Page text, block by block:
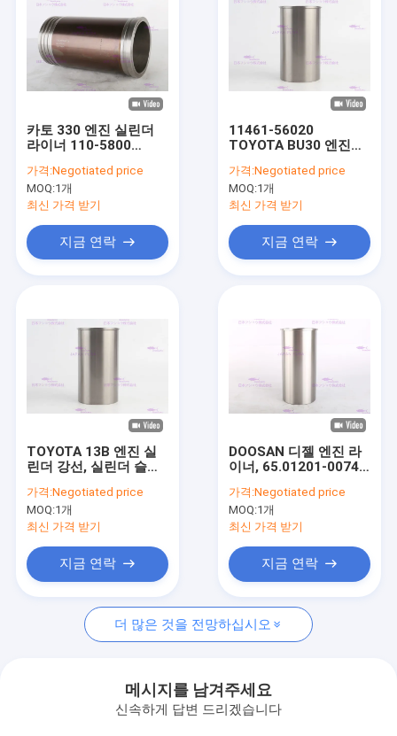
제품 소개
회사 소개
연락처
견적 요청
엔진 실린더 라이너
카토 330 엔진 실린더
라이너 110-5800
가격:Negotiated price
MOQ:1개
최신 가격 받기
지금 연락
11461-56020
TOYOTA BU30 엔진
더 강선 소매
가격:Negotiated price
MOQ:1개
최신 가격 받기
지금 연락
TOYOTA 13B 엔진 실
린더 강선, 실린더 슬리
가격:Negotiated price
MOQ:1개
최신 가격 받기
지금 연락
DOOSAN 디젤 엔진 라
이너, 65.01201-0074
가격:Negotiated price
MOQ:1개
최신 가격 받기
지금 연락
더 많은 것을 전망하십시오
메시지를 남겨주세요
신속하게 답변 드리겠습니다